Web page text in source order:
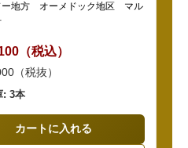
ー地方 オーメドック地区 マル
（税込）
（税抜）
: 3本
カートに入れる